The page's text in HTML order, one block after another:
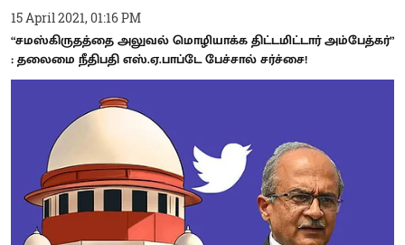
15 April 2021, 01:16 PM
“சமஸ்கிருதத்தை அலுவல் மொழியாக்க திட்டமிட்டார் அம்பேத்கர்”
: தலைமை நீதிபதி எஸ்.ஏ.பாப்டே பேச்சால் சர்ச்சை!